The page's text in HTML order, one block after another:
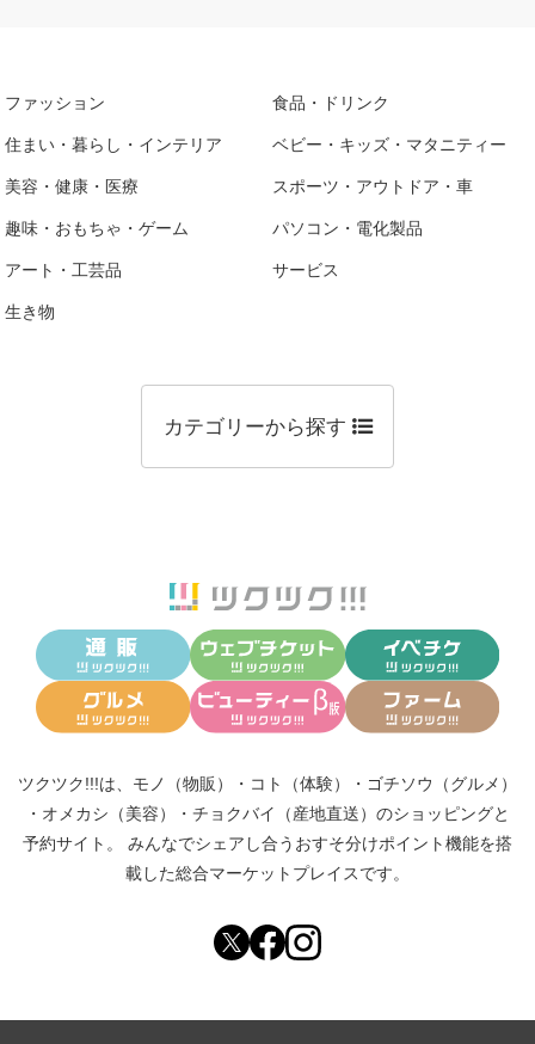
ファッション 食品・ドリンク
住まい・暮らし・インテリア ベビー・キッズ・マタニティー
美容・健康・医療 スポーツ・アウトドア・車
趣味・おもちゃ・ゲーム パソコン・電化製品
アート・工芸品 サービス
生き物
カテゴリーから探す
ツクツク!!!は、 モノ（物販） ・ コト（体験） ・ ゴチソウ（グルメ）
・ オメカシ（美容） ・ チョクバイ（産地直送） のショッピングと
予約サイト。
みんなでシェアし合う おすそ分けポイント機能を搭
載した総合マーケットプレイスです。